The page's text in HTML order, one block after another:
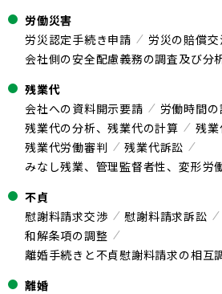
労働災害
労災認定手続き申請
労災の賠償交
会社側の安全配慮義務の調査及び分
残業代
会社への資料開示要請
労働時間
残業代の分析、残業代の計算
残業
残業代労働審判
残業代訴訟
みなし残業、管理監督者性、変形労
不貞
慰謝料請求交渉
慰謝料請求訴訟
和解条項の調整
離婚手続きと不貞慰謝料請求の相互
離婚